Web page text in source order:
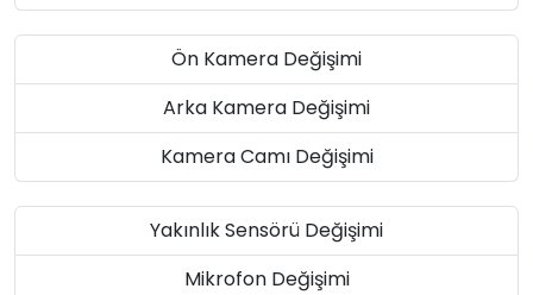
Ön Kamera Değişimi
Arka Kamera Değişimi
Kamera Camı Değişimi
Yakınlık Sensörü Değişimi
Mikrofon Değişimi